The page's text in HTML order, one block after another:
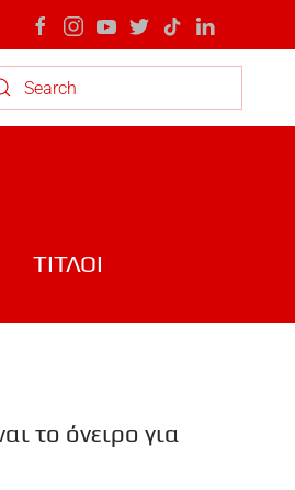
2 or more characters for results.
ΤΙΤΛΟΙ
το όνειρο για